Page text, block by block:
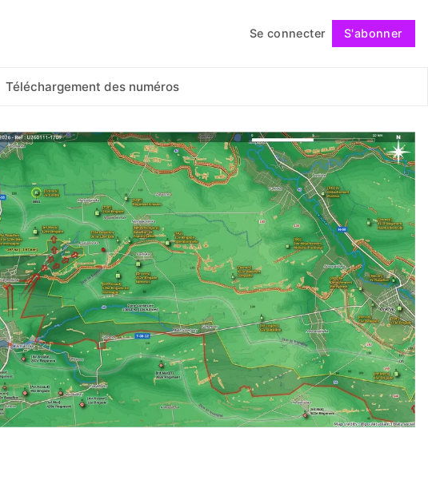
Se connecter S'abonner
Téléchargement des numéros
Suivre